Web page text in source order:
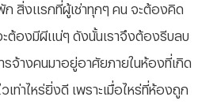
ก สิ่งแรกที่ผู้เช่าทุกๆ คน จะต้องคิด
ะต้องมีผีแน่ๆ ดังนั้นเราจึงต้องรีบลบ
จ้างคนมาอยู่อาศัยภายในห้องที่เกิด
เท่าไหร่ยิ่งดี เพราะเมื่อไหร่ที่ห้องถูก